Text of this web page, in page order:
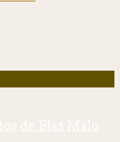
de Blas Malo